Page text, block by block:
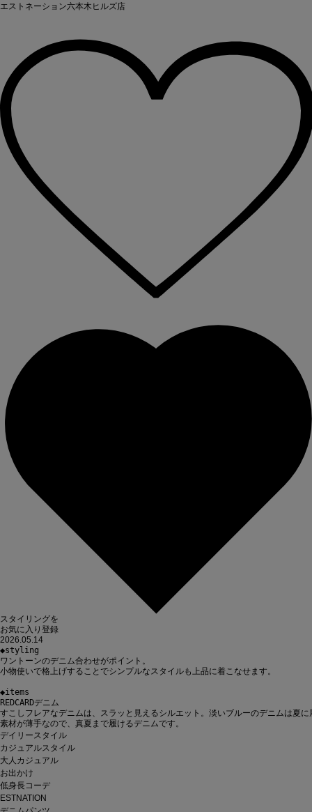
エストネーション六本木ヒルズ店
スタイリングを
お気に入り登録
2026.05.14
◆styling
ワントーンのデニム合わせがポイント。
小物使いで格上げすることでシンプルなスタイルも上品に着こなせます。
◆items
REDCARDデニム
すこしフレアなデニムは、スラッと見えるシルエット。淡いブルーのデニムは夏
素材が薄手なので、真夏まで履けるデニムです。
デイリースタイル
カジュアルスタイル
大人カジュアル
お出かけ
低身長コーデ
ESTNATION